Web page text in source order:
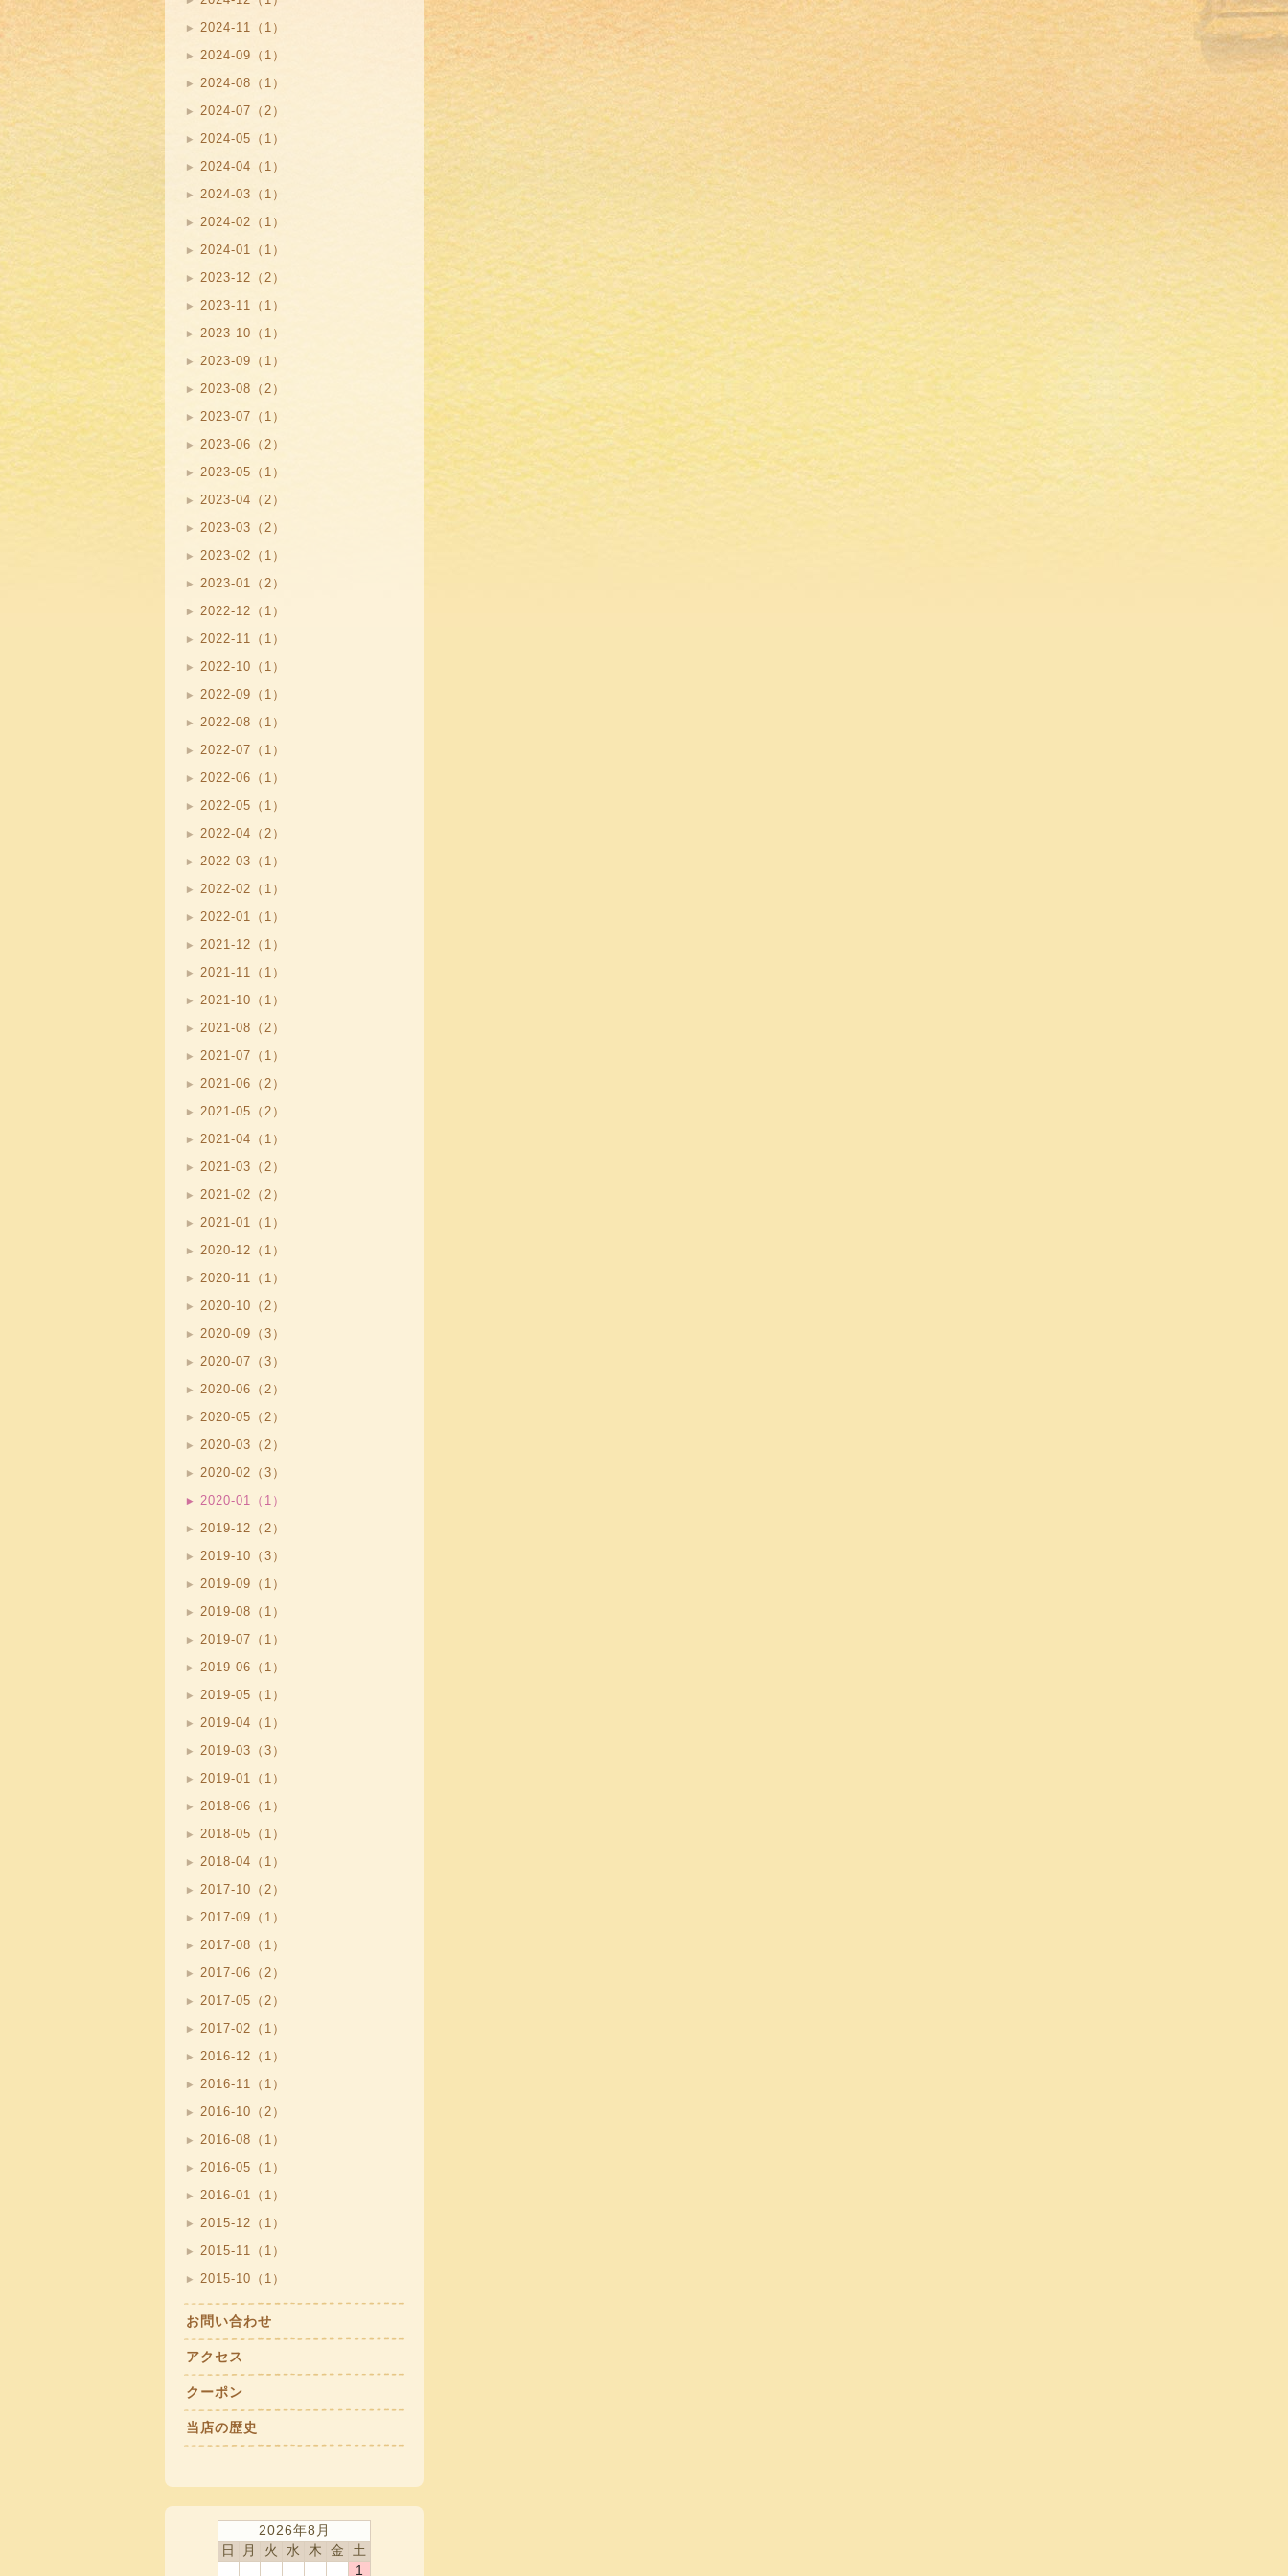
2024-11（1）
2024-09（1）
2024-08（1）
2024-07（2）
2024-05（1）
2024-04（1）
2024-03（1）
2024-02（1）
2024-01（1）
2023-12（2）
2023-11（1）
2023-10（1）
2023-09（1）
2023-08（2）
2023-07（1）
2023-06（2）
2023-05（1）
2023-04（2）
2023-03（2）
2023-02（1）
2023-01（2）
2022-12（1）
2022-11（1）
2022-10（1）
2022-09（1）
2022-08（1）
2022-07（1）
2022-06（1）
2022-05（1）
2022-04（2）
2022-03（1）
2022-02（1）
2022-01（1）
2021-12（1）
2021-11（1）
2021-10（1）
2021-08（2）
2021-07（1）
2021-06（2）
2021-05（2）
2021-04（1）
2021-03（2）
2021-02（2）
2021-01（1）
2020-12（1）
2020-11（1）
2020-10（2）
2020-09（3）
2020-07（3）
2020-06（2）
2020-05（2）
2020-03（2）
2020-02（3）
2020-01（1）
2019-12（2）
2019-10（3）
2019-09（1）
2019-08（1）
2019-07（1）
2019-06（1）
2019-05（1）
2019-04（1）
2019-03（3）
2019-01（1）
2018-06（1）
2018-05（1）
2018-04（1）
2017-10（2）
2017-09（1）
2017-08（1）
2017-06（2）
2017-05（2）
2017-02（1）
2016-12（1）
2016-11（1）
2016-10（2）
2016-08（1）
2016-05（1）
2016-01（1）
2015-12（1）
2015-11（1）
2015-10（1）
お問い合わせ
アクセス
クーポン
当店の歴史
2026年8月
日
月 火 水 木 金
土
1